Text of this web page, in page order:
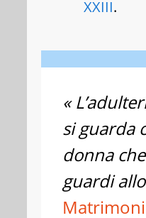
XXIII.
«
si guarda
donna
guardi